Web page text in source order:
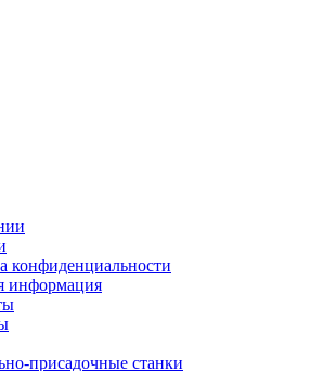
конфиденциальности
информация
присадочные станки